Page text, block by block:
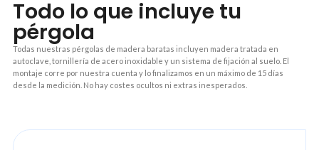
Todo lo que incluye tu
pérgola
Todas nuestras pérgolas de madera baratas incluyen madera tratada en
autoclave, tornillería de acero inoxidable y un sistema de fijación al suelo. El
montaje corre por nuestra cuenta y lo finalizamos en un máximo de 15 días
desde la medición. No hay costes ocultos ni extras inesperados.